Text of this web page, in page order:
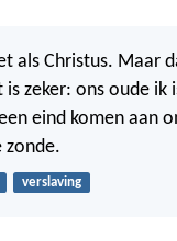
als Christus. Maar
zeker: ons oude ik
eind komen aan
zonde.
verslaving